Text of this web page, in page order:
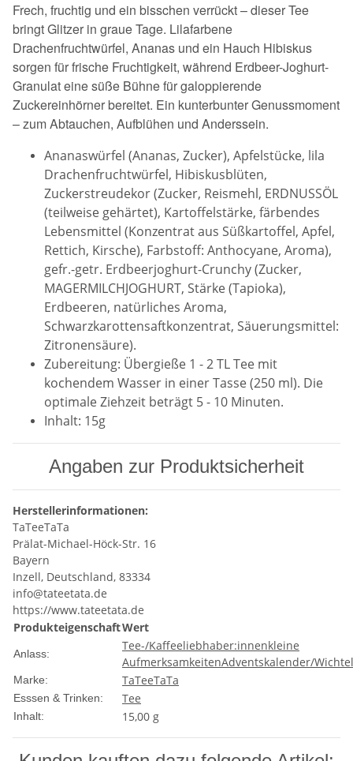
Frech, fruchtig und ein bisschen verrückt – dieser Tee
bringt Glitzer in graue Tage. Lilafarbene
Drachenfruchtwürfel, Ananas und ein Hauch Hibiskus
sorgen für frische Fruchtigkeit, während Erdbeer-Joghurt-
Granulat eine süße Bühne für galoppierende
Zuckereinhörner bereitet. Ein kunterbunter Genussmoment
– zum Abtauchen, Aufblühen und Anderssein.
Ananaswürfel (Ananas, Zucker), Apfelstücke, lila
Drachenfruchtwürfel, Hibiskusblüten,
Zuckerstreudekor (Zucker, Reismehl, ERDNUSSÖL
(teilweise gehärtet), Kartoffelstärke, färbendes
Lebensmittel (Konzentrat aus Süßkartoffel, Apfel,
Rettich, Kirsche), Farbstoff: Anthocyane, Aroma),
gefr.-getr. Erdbeerjoghurt-Crunchy (Zucker,
MAGERMILCHJOGHURT, Stärke (Tapioka),
Erdbeeren, natürliches Aroma,
Schwarzkarottensaftkonzentrat, Säuerungsmittel:
Zitronensäure).
Zubereitung: Übergieße 1 - 2 TL Tee mit
kochendem Wasser in einer Tasse (250 ml). Die
optimale Ziehzeit beträgt 5 - 10 Minuten.
Inhalt: 15g
Angaben zur Produktsicherheit
Herstellerinformationen:
TaTeeTaTa
Prälat-Michael-Höck-Str. 16
Bayern
Inzell, Deutschland, 83334
info@tateetata.de
https://www.tateetata.de
ProdukteigenschaftWert
Anlass:
Tee-/Kaffeeliebhaber:innenkleine
AufmerksamkeitenAdventskalender/
Marke: TaTeeTaTa
Esssen & Trinken: Tee
Inhalt: 15,00 g